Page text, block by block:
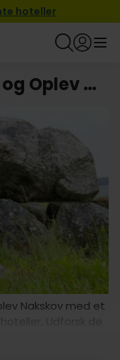
hoteller
Book et billigt ophold og Oplev Nakskov
Nakskov med et
Udforsk de
og nyd godt af